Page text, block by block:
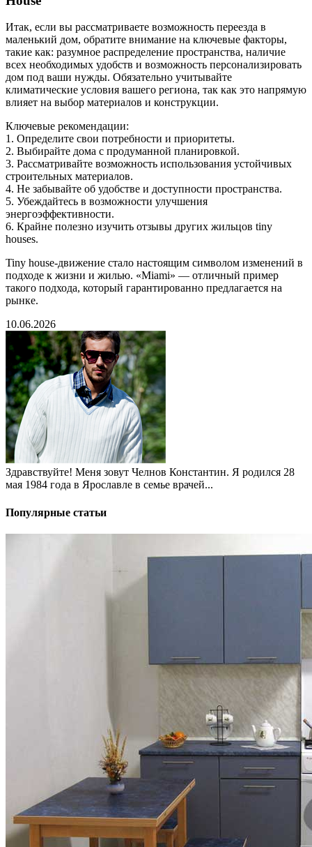
Итак, если вы рассматриваете возможность переезда в
маленький дом, обратите внимание на ключевые факторы,
такие как: разумное распределение пространства, наличие
всех необходимых удобств и возможность персонализировать
дом под ваши нужды. Обязательно учитывайте
климатические условия вашего региона, так как это напрямую
влияет на выбор материалов и конструкции.
Ключевые рекомендации:
1. Определите свои потребности и приоритеты.
2. Выбирайте дома с продуманной планировкой.
3. Рассматривайте возможность использования устойчивых
строительных материалов.
4. Не забывайте об удобстве и доступности пространства.
5. Убеждайтесь в возможности улучшения
энергоэффективности.
6. Крайне полезно изучить отзывы других жильцов tiny
houses.
Tiny house-движение стало настоящим символом изменений в
подходе к жизни и жилью. «Miami» — отличный пример
такого подхода, который гарантированно предлагается на
рынке.
10.06.2026
Здравствуйте! Меня зовут Челнов Константин. Я родился 28
мая 1984 года в Ярославле в семье врачей...
Популярные статьи